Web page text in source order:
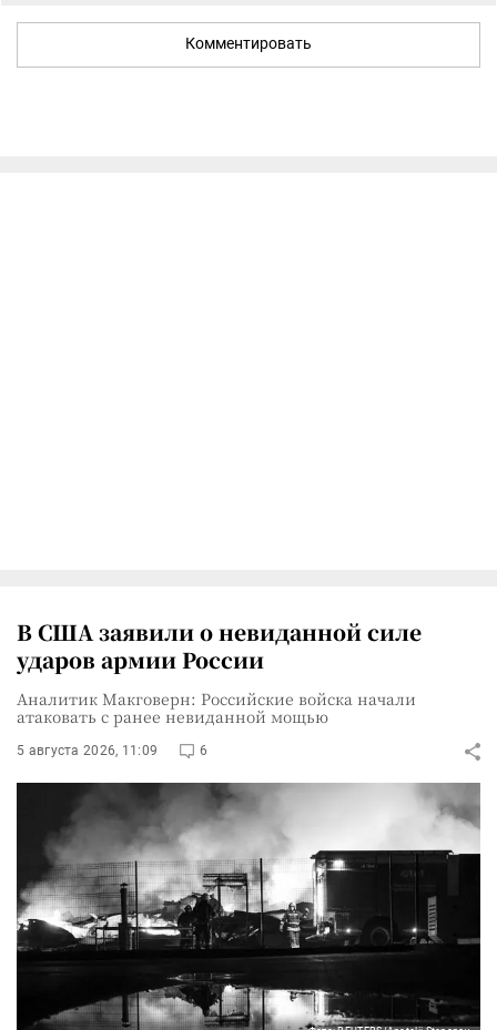
Комментировать
В США заявили о невиданной силе
ударов армии России
Аналитик Макговерн: Российские войска начали
атаковать с ранее невиданной мощью
5 августа 2026, 11:09 6